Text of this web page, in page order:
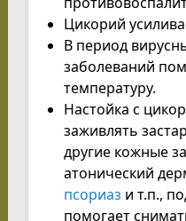
Цикорий
В период
заболеваний
температуру.
Настойка с
заживлять
другие кожные
атонический
псориаз и т.п.,
помогает